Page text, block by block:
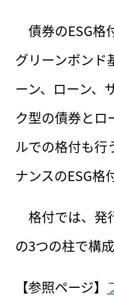
債券のESG格
グリーンボンド
ーン、ローン、
ク型の債券とロ
ルでの格付も行
ナンスのESG格
格付では、発
の3つの柱で構
【参照ページ】